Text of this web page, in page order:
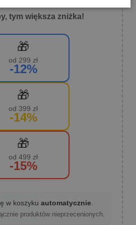
tym większa zniżka!
🎁
od 299 zł
-12%
🎁
od 399 zł
-14%
🎁
od 499 zł
-15%
w koszyku automatycznie
produktów nieprzecenionych.